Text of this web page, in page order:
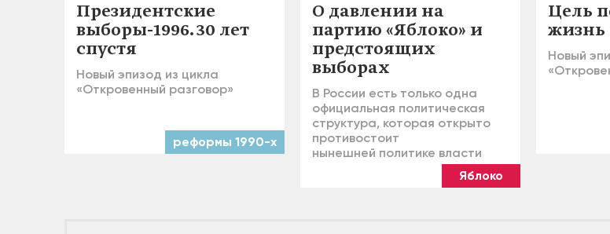
Президентские
выборы-1996. 30 лет
спустя
Новый эпизод из цикла
«Откровенный разговор»
реформы 1990-х
О давлении на
партию «Яблоко» и
предстоящих
выборах
В России есть только одна
официальная политическая
структура, которая открыто
противостоит
нынешней политике власти
Яблоко
Цель
жизнь
Новый